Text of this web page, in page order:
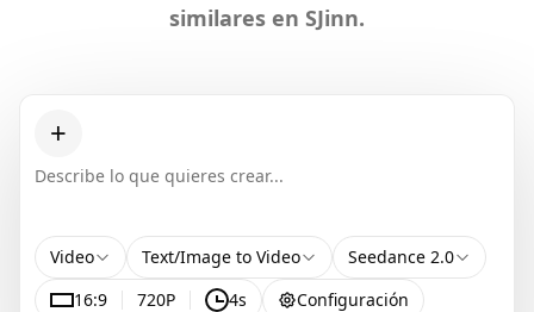
similares en SJinn.
+
Video Text/Image to Video
Seedance 2.0
16:9
720P 4s
Configuración